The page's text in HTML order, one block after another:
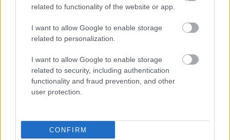
related to functionality of the website or app.
I want to allow Google to enable storage
related to personalization.
I want to allow Google to enable storage
related to security, including authentication
functionality and fraud prevention, and other
user protection.
CONFIRM
2016. szeptember 24.
Néhány napja az Orczy-negyedről, pontosabban a
Diószegi Sámuel utca legkeményebb házairól írt a
Kovacsik Ágnes a Magyar Nemzetben, Élőhalottak
Budapest közepén címmel. Merthogy elméletileg két
éven belül megújulhat a városrész, csakhogy a cikk
írója által végigjárt házak egyike se lesz bent annak